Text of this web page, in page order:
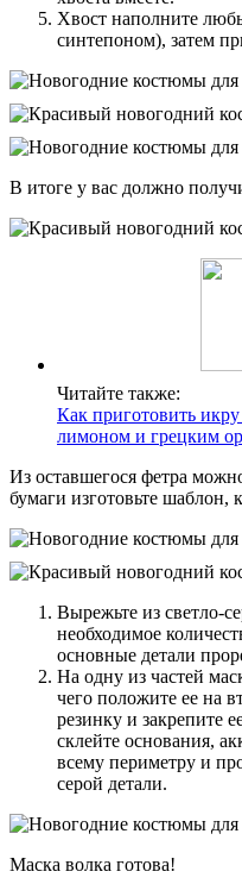
Хвост наполните
синтепоном), затем
В итоге у вас должно
Читайте также:
Как приготовить
лимоном и грецким
Из оставшегося фетра
бумаги изготовьте шаблон,
Вырежьте из светло-
необходимое
основные детали
На одну из частей
чего положите ее на
резинку и закрепите
склейте основания,
всему периметру и
серой детали.
Маска волка готова!